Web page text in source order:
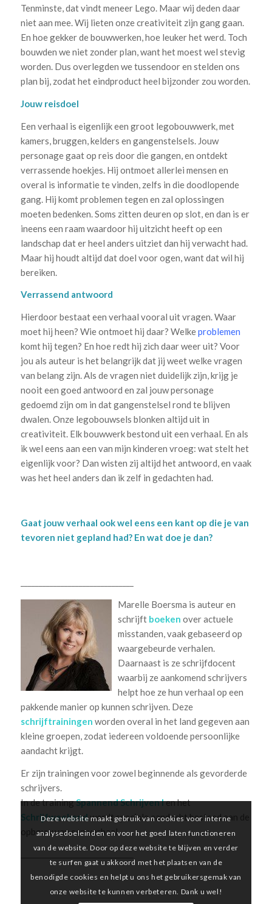
Tenminste, dat vindt meneer Lego. Maar wij deden daar
niet aan mee. Wij lieten onze creativiteit zijn gang gaan.
En hoe gekker de bouwwerken, hoe leuker het werd. Toch
bouwden we niet zonder plan, want het moest wel stevig
worden. Dus overlegden we tussendoor en stelden ons
plan bij, zodat het eindproduct heel bijzonder zou worden.
Jouw reisdoel
Een verhaal is eigenlijk een groot legobouwwerk, met
kamers, bruggen, kelders en gangenstelsels. Jouw
personage gaat op reis door die gangen, en ontdekt
verrassende hoekjes. Hij ontmoet allerlei mensen en
overal is informatie te vinden, zelfs in die doodlopende
gang. Hij komt problemen tegen en zal oplossingen
moeten bedenken. Soms zitten deuren op slot, en dan is er
ineens een raam waardoor hij uitzicht heeft op een
landschap dat er heel anders uitziet dan hij verwacht had.
Maar hij houdt altijd dat doel voor ogen, want dat wil hij
bereiken.
Verrassend antwoord
Hierdoor bestaat een verhaal vooral uit vragen. Waar
moet hij heen? Wie ontmoet hij daar? Welkeproblemen
komt hij tegen? En hoe redt hij zich daar weer uit? Voor
jou als auteur is het belangrijk dat jij weet welke vragen
van belang zijn. Als de vragen niet duidelijk zijn, krijg je
nooit een goed antwoord en zal jouw personage
gedoemd zijn om in dat gangenstelsel rond te blijven
dwalen. Onze legobouwsels blonken altijd uit in
creativiteit. Elk bouwwerk bestond uit een verhaal. En als
ik wel eens aan een van mijn kinderen vroeg: wat stelt het
eigenlijk voor? Dan wisten zij altijd het antwoord, en vaak
was het heel anders dan ik zelf in gedachten had.
Gaat jouw verhaal ook wel eens een kant op die je van
tevoren niet gepland had? En wat doe je dan?
Marelle Boersma is auteur en
schrijft boeken over actuele
misstanden, vaak gebaseerd op
waargebeurde verhalen.
Daarnaast is ze schrijfdocent
waarbij ze aankomend schrijvers
helpt hoe ze hun verhaal op een
pakkende manier op kunnen schrijven. Deze
schrijftrainingen worden overal in het land gegeven aan
kleine groepen, zodat iedereen voldoende persoonlijke
aandacht krijgt.
Er zijn trainingen voor zowel beginnende als gevorderde
schrijvers.
In de trainingSpannend Schrijven Ien het
Schrijfweekendwordt speciale aandacht besteed aan de
opbouw van een verhaal.
_______________________________
Deze website maakt gebruik van cookies voor interne
analysedoeleinden en voor het goed laten functioneren
van de website. Door op deze website te blijven en verder
te surfen gaat u akkoord met het plaatsen van de
benodigde cookies en helpt u ons het gebruikersgemak van
onze website te kunnen verbeteren. Dank u wel!